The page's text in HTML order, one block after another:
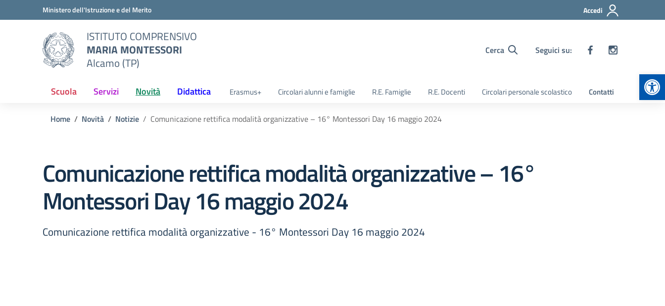
Vai ai contenuti
Vai al menu di navigazioneMinistero dell'Istruzione e del Merito Accedi
ISTITUTO COMPRENSIVO
MARIA MONTESSORI
Alcamo (TP)
Cerca Seguici su:
Scuola Servizi Novità Didattica Erasmus+ Circolari alunni e famiglie R.E. Famiglie R.E. Docenti Circolari personale scolastico Contatti
Home Novità Notizie Comunicazione rettifica modalità organizzative – 16° Montessori Day 16 maggio 2024
Comunicazione rettifica modalità organizzative – 16°
Montessori Day 16 maggio 2024
Comunicazione rettifica modalità organizzative - 16° Montessori Day 16 maggio 2024